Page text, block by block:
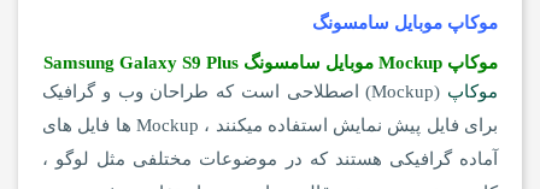
موکاپ موبایل سامسونگ
موکاپ Mockup موبایل سامسونگ Samsung Galaxy S9 Plus
موکاپ
(Mockup) اصطلاحی است که طراحان وب و گرافیک
برای فایل پیش نمایش استفاده میکنند ، Mockup ها فایل های
آماده گرافیکی هستند که در موضوعات مختلفی مثل لوگو ،